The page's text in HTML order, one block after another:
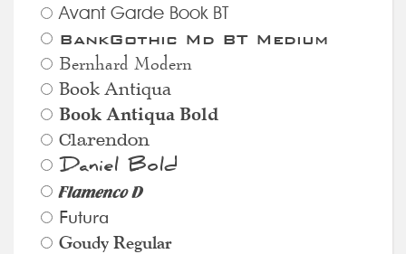
Avant Garde Book BT
BankGothic Md BT Medium
Bernhard Modern
Book Antiqua
Book Antiqua Bold
Clarendon
Daniel Bold
Flamenco D
Futura
Goudy Regular